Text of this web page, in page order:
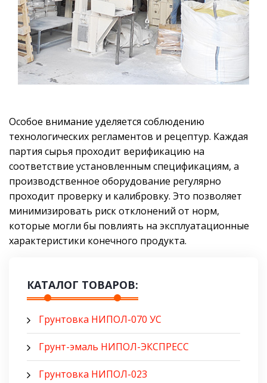
Особое внимание уделяется соблюдению
технологических регламентов и рецептур. Каждая
партия сырья проходит верификацию на
соответствие установленным спецификациям, а
производственное оборудование регулярно
проходит проверку и калибровку. Это позволяет
минимизировать риск отклонений от норм,
которые могли бы повлиять на эксплуатационные
характеристики конечного продукта.
КАТАЛОГ ТОВАРОВ:
Грунтовка НИПОЛ-070 УС
Грунт-эмаль НИПОЛ-ЭКСПРЕСС
Грунтовка НИПОЛ-023